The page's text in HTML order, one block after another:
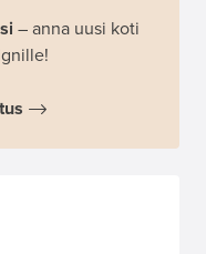
– anna uusi koti